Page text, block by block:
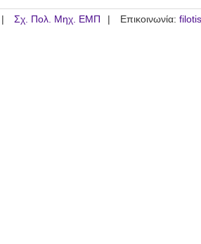
Σχ. Πολ. Μηχ. ΕΜΠ Επικοινωνία: